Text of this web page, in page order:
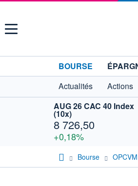
Menu
BOURSE
Actualités
Actions
AUG 26 CAC 40 Index
(10x)
8 726,50
+0,18%
Bourse OPCVM